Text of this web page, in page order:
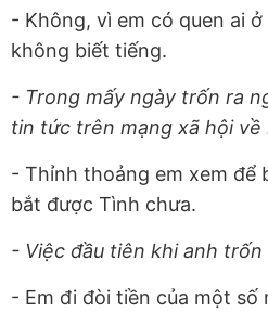
- Không, vì em có quen ai
không biết tiếng.
- Trong mấy ngày trốn ra
tin tức trên mạng xã hội về
- Thỉnh thoảng em xem để
bắt được Tình chưa.
- Việc đầu tiên khi anh trốn
- Em đi đòi tiền của một số